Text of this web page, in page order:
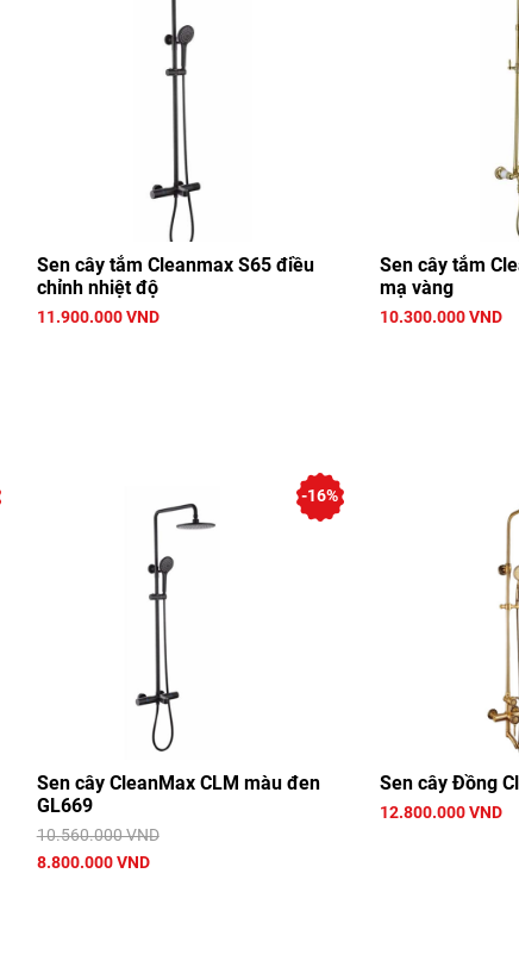
Sen cây tắm Cleanmax S65 điều
chỉnh nhiệt độ
11.900.000 VND
Sen cây tắm
mạ vàng
10.300.000 VND
Sen cây CleanMax CLM màu đen
GL669
10.560.000 VND
8.800.000 VND
-16%
Sen cây Đồng
12.800.000 VND